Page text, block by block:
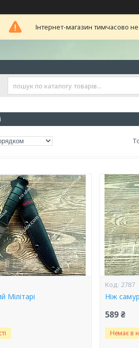
Інтернет-магазин тимчасово
Мілітарі
2787
Ніж
589 ₴
Немає в